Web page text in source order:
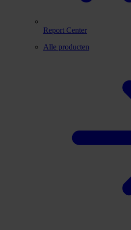
Report Center
Alle producten